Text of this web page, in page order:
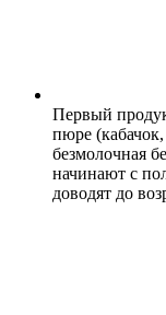
Первый
пюре
безмолочная
начинают с
доводят до